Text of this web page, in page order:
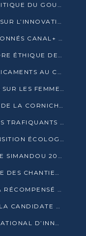
MATHIAS DZON CRITIQUE LA POLITIQUE DU GOUVERNEMENT ET ALERTE SUR LA DETTE DU CONGO
OSIANE 2026 : MTN CONGO MISE SUR L’INNOVATION POUR RELEVER LES DÉFIS AFRICAINS
COUPE DU MONDE 2026 : LES ABONNÉS CANAL+ AU CONGO DÉÇUS À QUELQUES JOURS DU COUP D’ENVOI
LE CONGO PLAIDE POUR UN CADRE ÉTHIQUE DE L’INTELLIGENCE ARTIFICIELLE À DAKAR
L’OMS REMET 25 TONNES DE MÉDICAMENTS AU CONGO POUR RENFORCER LA RIPOSTE AUX ÉPIDÉMIES
ZLECAF : LE GOUVERNEMENT MIS SUR LES FEMMES ENTREPRENEURES
LA BADEA FINANCE L’EXTENSION DE LA CORNICHE SUD DE BRAZZAVILLE
CUVETTE-OUEST : SEPT PRÉSUMÉS TRAFIQUANTS DE FAUNE INTERPELLÉS À EWO ET KELLÉ
LA SNPC PLAIDE POUR UNE TRANSITION ÉCOLOGIQUE PROGRESSIVE
CONGO-GUINÉE : LE PROGRAMME SIMANDOU 2040 AU CŒUR DES ÉCHANGES À LA BAD
LE CONGO ET LA BADEA EN VISITE DES CHANTIERS
BAD 2026 : MAMADI DOUMBOUYA RÉCOMPENSÉ PAR LE TROPHÉE BABACAR NDIAYE À BRAZZAVILLE
ÉLECTION À L’OIF : COUMBA BA, LA CANDIDATE DISCRÈTE QUI BOUSCULE LE JEU DIPLOMATIQUE
LE CONGO LANCE SON CENTRE NATIONAL D’INNOVATION